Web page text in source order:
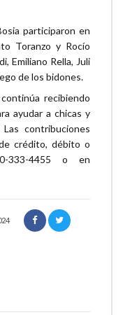
participaron en
Toranzo y Rocío
Emiliano Rella, Juli
de los bidones.
recibiendo
ayudar a chicas y
contribuciones
crédito, débito o
333-4455 o en